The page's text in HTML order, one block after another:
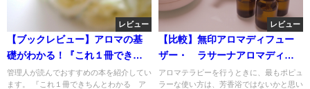
レビュー
【ブックレビュー】アロマの基
礎がわかる！『これ１冊できち
んとわかる アロマテラピー』
管理人が読んでおすすめの本を紹介してい
ます。 『これ１冊できちんとわかる ア
レビュー
【比較】無印アロマディフュー
ザー・ ラサーナアロマディフ
ューザーの違いとは
アロマテラピーを行うときに、最もポピュ
ラーな使い方は、芳香浴ではないかと思い